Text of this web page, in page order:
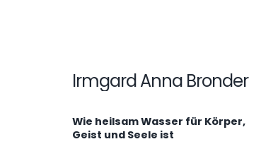
Irmgard Anna Bronder
Wie heilsam Wasser für Körper,
Geist und Seele ist